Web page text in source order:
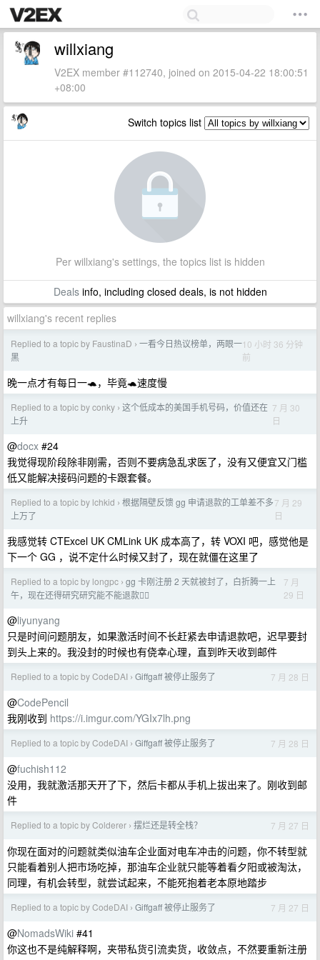
willxiang
V2EX member #112740, joined on 2015-04-22 18:00:51
+08:00
Switch topics list
Per willxiang's settings, the topics list is hidden
Dealsinfo, including closed deals, is not hidden
willxiang's recent replies
Replied to a topic by FaustinaD › 一看今日热议榜单，两眼一
黑
10 小时 36 分钟
前
晚一点才有每日一🐢，毕竟🐢速度慢
Replied to a topic by conky › 这个低成本的美国手机号码，价值还在
上升
7 月 30
日
@docx #24
我觉得现阶段除非刚需，否则不要病急乱求医了，没有又便宜又门槛
低又能解决接码问题的卡跟套餐。
Replied to a topic by lchkid › 根据隔壁反馈 gg 申请退款的工单差不多
上万了
7 月 29
日
我感觉转 CTExcel UK CMLink UK 成本高了，转 VOXI 吧，感觉他是
下一个 GG ，说不定什么时候又封了，现在就僵在这里了
Replied to a topic by longpc › gg 卡刚注册 2 天就被封了，白折腾一上
午，现在还得研究研究能不能退款🙂‍↔️
7 月
29 日
@liyunyang
只是时间问题朋友，如果激活时间不长赶紧去申请退款吧，迟早要封
到头上来的。我没封的时候也有侥幸心理，直到昨天收到邮件
Replied to a topic by CodeDAI › Giffgaff 被停止服务了 7 月 28 日
@CodePencil
我刚收到 https://i.imgur.com/YGIx7lh.png
Replied to a topic by CodeDAI › Giffgaff 被停止服务了 7 月 28 日
@fuchish112
没用，我就激活那天开了下，然后卡都从手机上拔出来了。刚收到邮
件
Replied to a topic by Colderer › 摆烂还是转全栈？ 7 月 27 日
你现在面对的问题就类似油车企业面对电车冲击的问题，你不转型就
只能看着别人把市场吃掉，那油车企业就只能等着看夕阳或被淘汰，
同理，有机会转型，就尝试起来，不能死抱着老本原地踏步
Replied to a topic by CodeDAI › Giffgaff 被停止服务了 7 月 27 日
@NomadsWiki #41
你这也不是纯解释啊，夹带私货引流卖货，收敛点，不然要重新注册